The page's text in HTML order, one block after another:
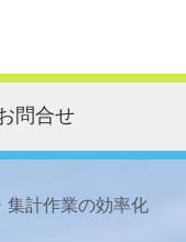
問合せ
集計作業の効率化